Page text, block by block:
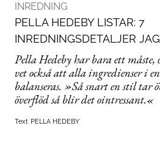
INREDNING
PELLA HEDEBY LISTAR: 7
INREDNINGSDETALJER
Pella Hedeby har bara ett
vet också att alla ingredienser i
balanseras. »Så snart en stil tar
överflöd så blir det ointressant.«
Text PELLA HEDEBY